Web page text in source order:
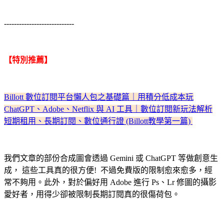
----------------------------
【特別推薦】
Billott 數位訂閱平台懶人包之基礎篇｜用積分低成本玩
ChatGPT、Adobe、Netflix 與 AI 工具｜數位訂閱新玩法解析
短期租用、長期訂閱、數位通行證 (Billott教學第一篇)
我們文章的部份合成圖會透過 Gemini 或 ChatGPT 等做創意生
成， 這些工具真的很方便! 不過免費版的限制愈來愈多，經
常不夠用。此外，對於偏好用 Adobe 進行 Ps、Lr 修圖的攝影
愛好者，用得少卻被限制長期訂閱真的很傷荷包。